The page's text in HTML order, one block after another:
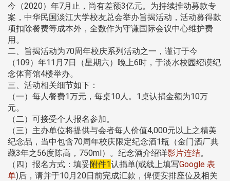
今（2020）年7月止，尚有差额3亿元。为持续推动募款专
案，中华民国淡江大学校友总会举办旨揭活动，活动募得款
项扣除餐费等成本外，全数作为守谦国际会议中心维护费
用。
二、旨揭活动为70周年校庆系列活动之一，谨订于今
（109）年11月7日（星期六）晚上6时，于淡水校园绍谟纪
念体育馆4楼举办。
三、活动相关细节如下：
（一）每人餐费1万元，每桌10人。1桌认捐金额为10万
元。
（二）可接受个人报名参加。
（三）主办单位将提供与会者每人价值4,000元以上之精美
纪念品，当中包含70周年校庆限定纪念酒1瓶（金门酒厂典
藏3年之56度陈高，750ml）。纪念酒介绍详影片连结。
（四）报名方式：填妥附件1认捐单(或线上填写Google 表
单)后，请并于10月20日前完成汇款，俾便安排座位及相关